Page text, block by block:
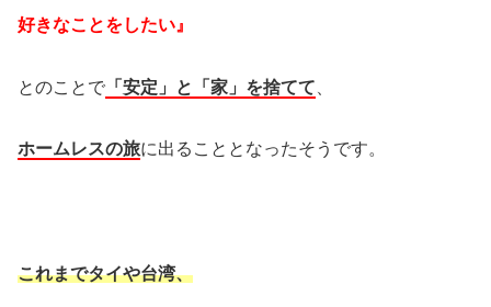
好きなことをしたい』
とのことで 「安定」と「家」を捨てて
ホームレスの旅に出ることとなったそうです。
これまでタイや台湾、